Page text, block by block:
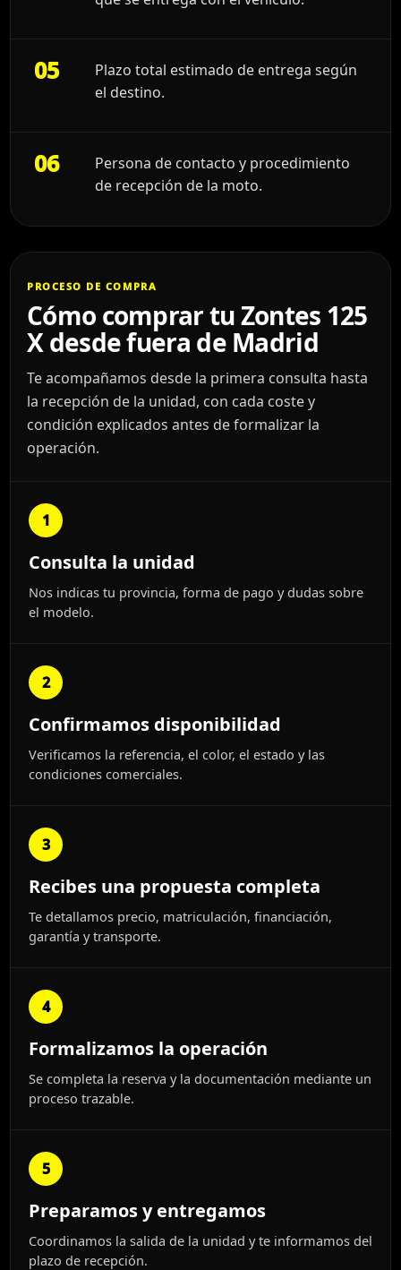
05
Plazo total estimado de entrega según
el destino.
06
Persona de contacto y procedimiento
de recepción de la moto.
PROCESO DE COMPRA
Cómo comprar tu Zontes 125
X desde fuera de Madrid
Te acompañamos desde la primera consulta hasta
la recepción de la unidad, con cada coste y
condición explicados antes de formalizar la
operación.
1
Consulta la unidad
Nos indicas tu provincia, forma de pago y dudas sobre
el modelo.
2
Confirmamos disponibilidad
Verificamos la referencia, el color, el estado y las
condiciones comerciales.
3
Recibes una propuesta completa
Te detallamos precio, matriculación, financiación,
garantía y transporte.
4
Formalizamos la operación
Se completa la reserva y la documentación mediante un
proceso trazable.
5
Preparamos y entregamos
Coordinamos la salida de la unidad y te informamos del
plazo de recepción.